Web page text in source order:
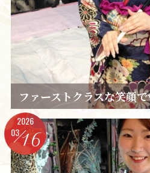
ファーストクラスな笑顔で
2026
0316